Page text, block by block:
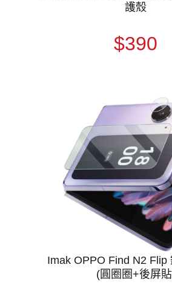
護殼
$390
Imak OPPO Find N2 Flip
(圓圈圈+後屏